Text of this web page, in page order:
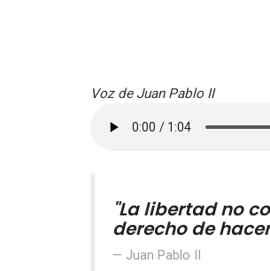
Voz de Juan Pablo II
"La libertad no
derecho de
Juan Pablo II